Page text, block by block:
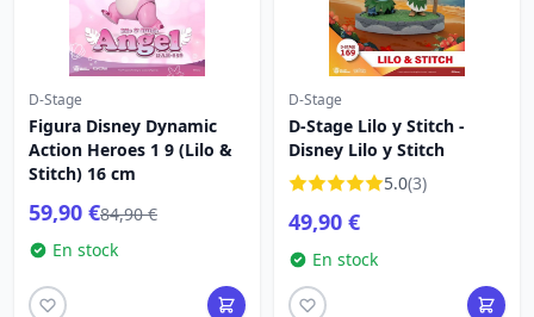
D-Stage
Figura Disney Dynamic
Action Heroes 1 9 (Lilo &
Stitch) 16 cm
59,90 €84,90 €
En stock
D-Stage
D-Stage Lilo y Stitch -
Disney Lilo y Stitch
5.0(3)
49,90 €
En stock